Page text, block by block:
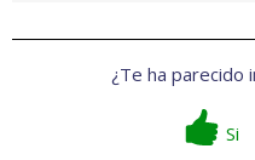
¿Te ha parecido
Si